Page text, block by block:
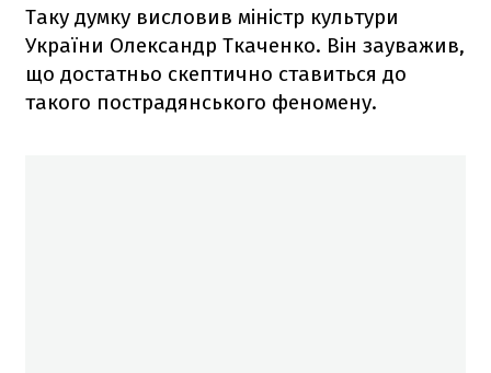
Таку думку висловив міністр культури
України Олександр Ткаченко. Він зауважив,
що достатньо скептично ставиться до
такого пострадянського феномену.